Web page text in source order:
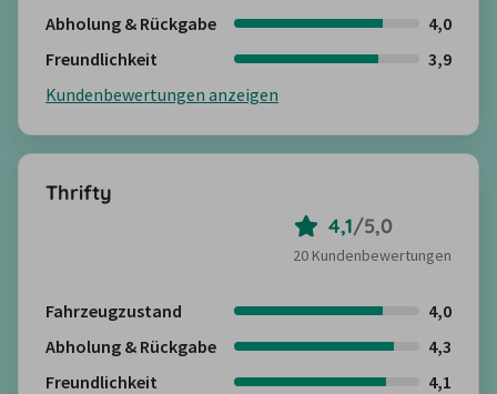
Abholung & Rückgabe
4,0
Freundlichkeit
3,9
Kundenbewertungen anzeigen
Thrifty
4,1/5,0
20 Kundenbewertungen
Fahrzeugzustand
4,0
Abholung & Rückgabe
4,3
Freundlichkeit
4,1